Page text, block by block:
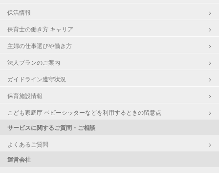
保活情報
保育士の働き方 キャリア
主婦の仕事選びや働き方
法人プランのご案内
ガイドライン遵守状況
保育施設情報
こども家庭庁 ベビーシッターなどを利用するときの留意点
サービスに関するご質問・ご相談
よくあるご質問
運営会社